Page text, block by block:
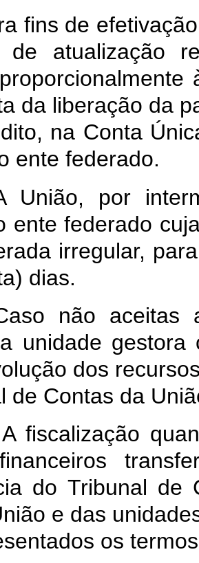
fins de
de atualização
da liberação da
na Conta
ente federado.
por
ente federado
irregular,
dias.
não aceitas
unidade
dos
de Contas da
fiscalização
do Tribunal de
e das
os